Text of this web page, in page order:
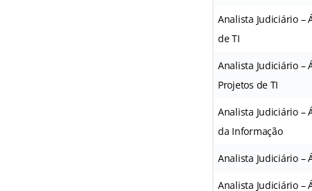
Analista Judiciário –
de TI
Analista Judiciário –
Projetos de TI
Analista Judiciário –
da Informação
Analista Judiciário –
Analista Judiciário –